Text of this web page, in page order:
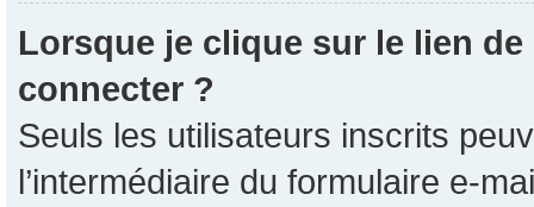
Lorsque je clique sur le lien de
connecter ?
Seuls les utilisateurs inscrits
l’intermédiaire du formulaire e-